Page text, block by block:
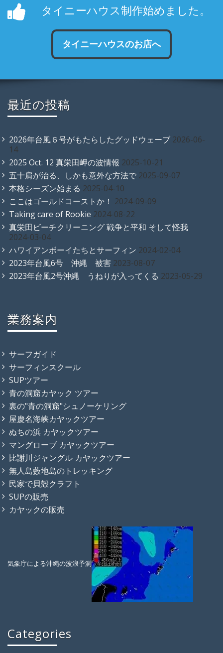
タイニーハウス制作始めました。
最近の投稿
2026年台風６号がもたらしたグッドウェーブ
14
2025 Oct. 12 真栄田岬の波情報 2025-10-21
五十肩が治る、しかも意外な方法で2025-09-07
本格シーズン始まる 2025-04-10
ここはゴールドコーストか！2024-09-09
Taking care of Rookie
真栄田ビーチクリーニング 戦争と平和 そして怪我
2024-03-04
ハワイアンボーイたちとサーフィン2024-02-04
業務案内
サーフガイド
サーフィンスクール
SUPツアー
青の洞窟カヤック ツアー
裏の"青の洞窟"シュノーケリング
屋慶名海峡カヤックツアー
ぬちの浜 カヤックツアー
マングローブ カヤックツアー
比謝川ジャングル カヤックツアー
無人島藪地島のトレッキング
民家で貝殻クラフト